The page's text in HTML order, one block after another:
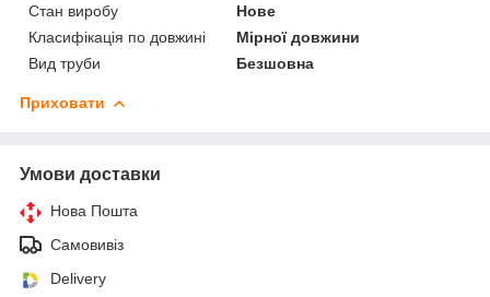
Стан виробу
Нове
Класифікація по довжині
Мірної довжини
Вид труби
Безшовна
Приховати
Умови доставки
Нова Пошта
Самовивіз
Delivery